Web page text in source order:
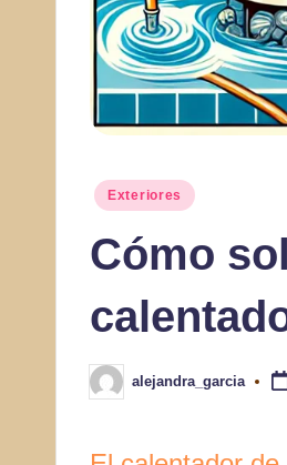
Publicado
Exteriores
Cómo
Publicado
por
alejandra_garcia